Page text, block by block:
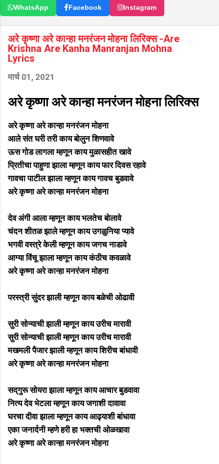
WhatsApp Facebook Instagram
अरे कृष्णा अरे कान्हा मनरंजन मोहना लिरिक्स -Are
Krishna Are Kanha Manranjan Mohna
Lyrics
मार्च 01, 2021
अरे कृष्णा अरे कान्हा मनरंजन मोहना लिरिक्स
अरे कृष्णा अरे कान्हा मनरंजन मोहना
आले संत घरी तरी काय बोलुन शिणवावे
ऊस गोड लागला म्हणून काय मुळासहीत खावे
प्रितीचा पाहुणा झाला म्हणून काय फार दिवस रहावे
गावचा पाटील झाला म्हणून काय गावच बुडवावे
अरे कृष्णा अरे कान्हा मनरंजन मोहना
देव अंगी आला म्हणून काय भलतेच बोलावे
चंदन शीतळ झाले म्हणून काय उगळुनिया प्यावे
भगवी वस्त्रे केली म्हणून काय जगच नाडावे
आग्या विंचू झाला म्हणून काय कंठीच कवळावे
अरे कृष्णा अरे कान्हा मनरंजन मोहना
परस्त्री सुंदर झाली म्हणून काय बळेची ओढावी
सुरी सोन्याची झाली म्हणून काय उरीच मारावी
सुरी सोन्याची झाली म्हणून काय उरीच मारावी
मखमली पैजार झाली म्हणून काय शिरीच बांधावी
अरे कृष्णा अरे कान्हा मनरंजन मोहना
सद्‌गुरू सोयरा झाला म्हणून काय आचार बुडवावा
नित्य देव भेटला म्हणून काय जगाशी दावावा
घरचा दीवा झाला म्हणून काय आढ्याशी बांधावा
एका जनार्दनी म्हणे हरी हा भक्तची ओळखावा
अरे कृष्णा अरे कान्हा मनरंजन मोहना